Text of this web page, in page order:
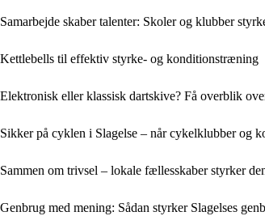
Samarbejde skaber talenter: Skoler og klubber
Kettlebells til effektiv styrke- og konditionstræning
Elektronisk eller klassisk dartskive? Få overblik
Sikker på cyklen i Slagelse – når cykelklubber og
Sammen om trivsel – lokale fællesskaber styrker
Genbrug med mening: Sådan styrker Slagelses